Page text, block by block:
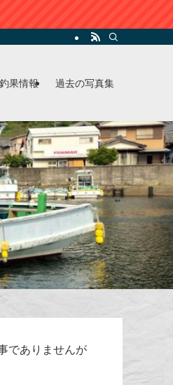
釣果情報 過去の写真集
でありませんが